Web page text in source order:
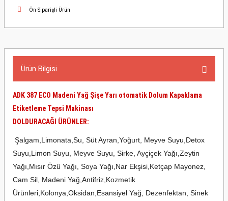
Ön Siparişli Ürün
Ürün Bilgisi
ADK 387 ECO Madeni Yağ Şişe Yarı otomatik Dolum Kapaklama
Etiketleme Tepsi Makinası
DOLDURACAĞI ÜRÜNLER:
Şalgam,Limonata,Su, Süt Ayran,Yoğurt, Meyve Suyu,Detox
Suyu,Limon Suyu, Meyve Suyu, Sirke, Ayçiçek Yağı,Zeytin
Yağı,Mısır Özü Yağı, Soya Yağı,Nar Ekşisi,Ketçap Mayonez,
Cam Sil, Madeni Yağ,Antifriz,Kozmetik
Ürünleri,Kolonya,Oksidan,Esansiyel Yağ, Dezenfektan, Sinek